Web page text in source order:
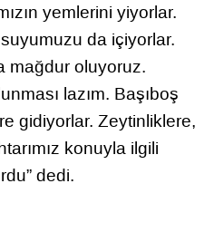
yemlerini yiyorlar.
da içiyorlar.
mağdur oluyoruz.
lazım. Başıboş
gidiyorlar. Zeytinliklere,
konuyla ilgili
dedi.